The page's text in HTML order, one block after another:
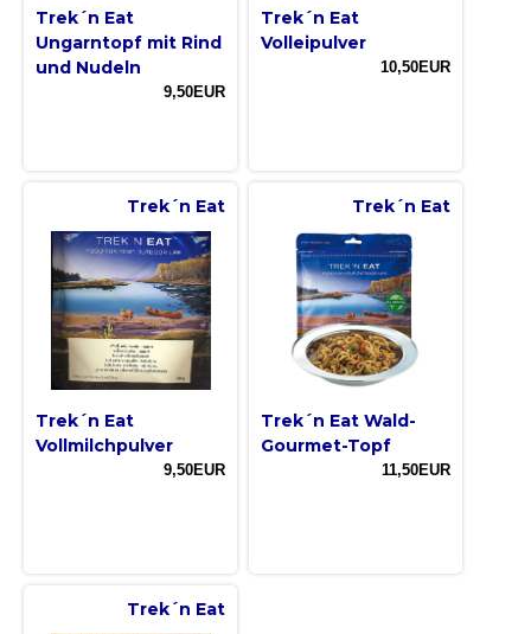
Trek´n Eat
Ungarntopf mit Rind
und Nudeln
9,50EUR
Trek´n Eat
Volleipulver
10,50EUR
Trek´n Eat
Trek´n Eat
Vollmilchpulver
9,50EUR
Trek´n Eat
Trek´n Eat Wald-
Gourmet-Topf
11,50EUR
Trek´n Eat